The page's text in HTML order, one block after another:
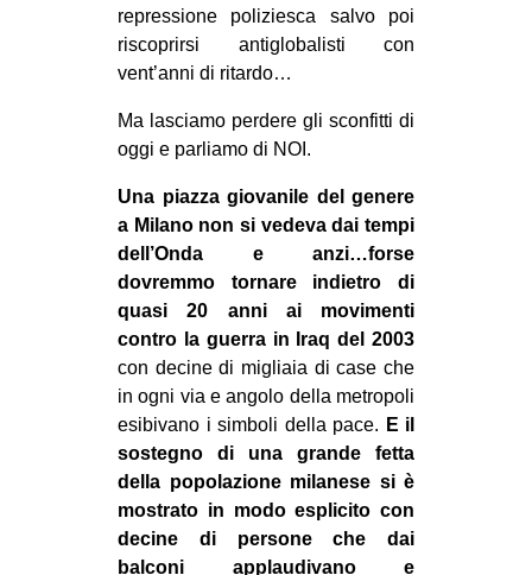
repressione poliziesca salvo poi
riscoprirsi antiglobalisti con
vent’anni di ritardo…
Ma lasciamo perdere gli sconfitti di
oggi e parliamo di NOI.
Una piazza giovanile del genere
a Milano non si vedeva dai tempi
dell’Onda e anzi…forse
dovremmo tornare indietro di
quasi 20 anni ai movimenti
contro la guerra in Iraq del 2003
con decine di migliaia di case che
in ogni via e angolo della metropoli
esibivano i simboli della pace. E il
sostegno di una grande fetta
della popolazione milanese si è
mostrato in modo esplicito con
decine di persone che dai
balconi applaudivano e